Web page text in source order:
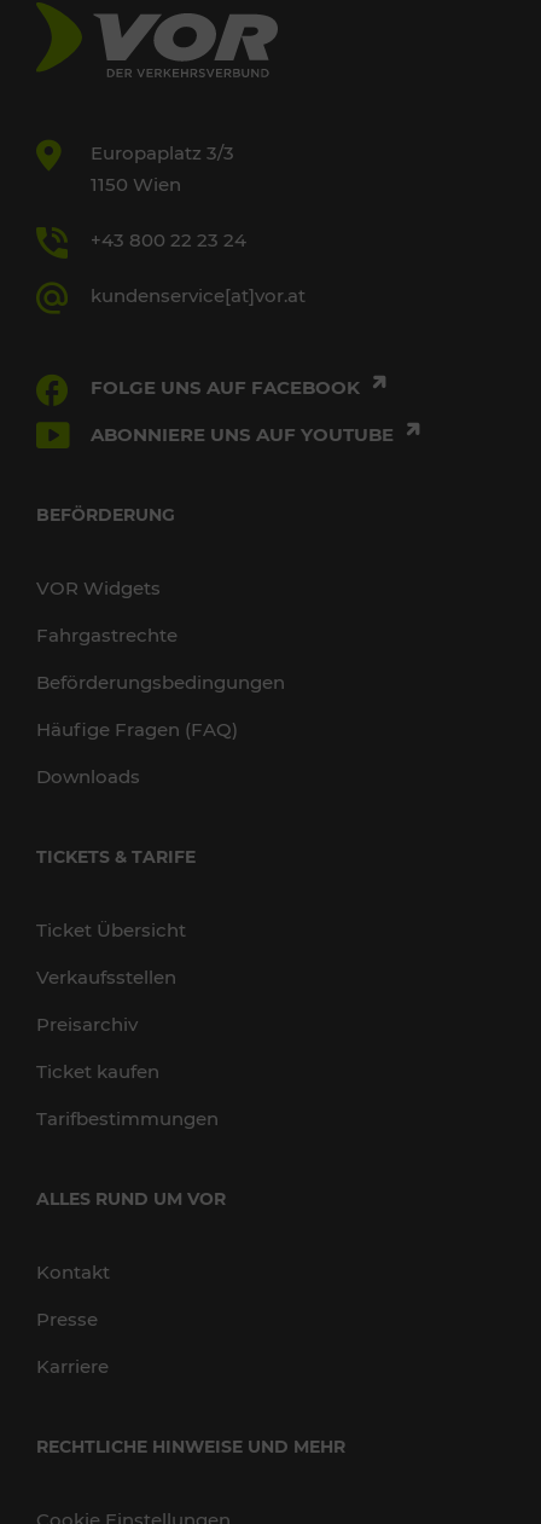
Europaplatz 3/3
1150 Wien
+43 800 22 23 24
kundenservice[at]vor.at
FOLGE UNS AUF FACEBOOK
ABONNIERE UNS AUF YOUTUBE
BEFÖRDERUNG
VOR Widgets
Fahrgastrechte
Beförderungsbedingungen
Häufige Fragen (FAQ)
Downloads
TICKETS & TARIFE
Ticket Übersicht
Verkaufsstellen
Preisarchiv
Ticket kaufen
Tarifbestimmungen
ALLES RUND UM VOR
Kontakt
Presse
Karriere
RECHTLICHE HINWEISE UND MEHR